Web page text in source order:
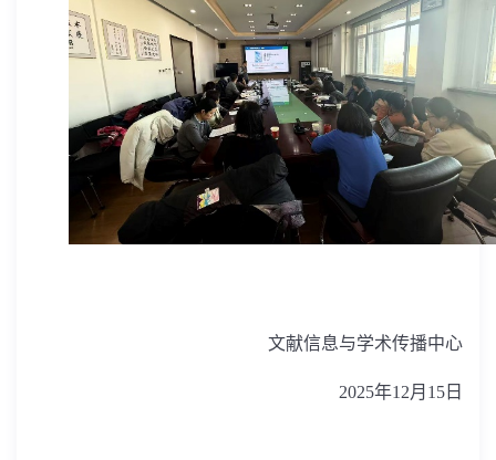
文献信息与学术传播中心
2025年12月 15 日